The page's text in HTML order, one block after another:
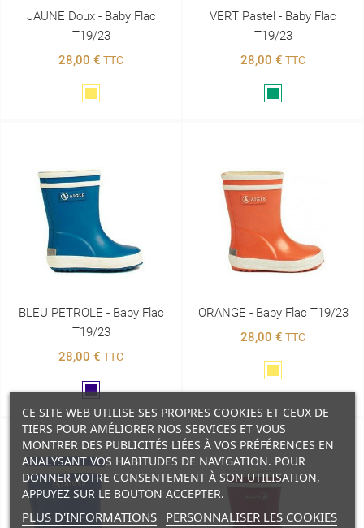
JAUNE Doux - Baby Flac
T19/23
28,00 € TTC
VERT Pastel - Baby Flac
T19/23
28,00 € TTC
BLEU PETROLE - Baby Flac
T19/23
28,00 € TTC
Marine
ORANGE - Baby Flac T19/23
28,00 € TTC
CE SITE WEB UTILISE SES PROPRES COOKIES ET CEUX DE
TIERS POUR AMÉLIORER NOS SERVICES ET VOUS
MONTRER DES PUBLICITÉS LIÉES À VOS PRÉFÉRENCES EN
ANALYSANT VOS HABITUDES DE NAVIGATION. POUR
DONNER VOTRE CONSENTEMENT À SON UTILISATION,
APPUYEZ SUR LE BOUTON ACCEPTER.
PLUS D'INFORMATIONS PERSONNALISER LES COOKIES